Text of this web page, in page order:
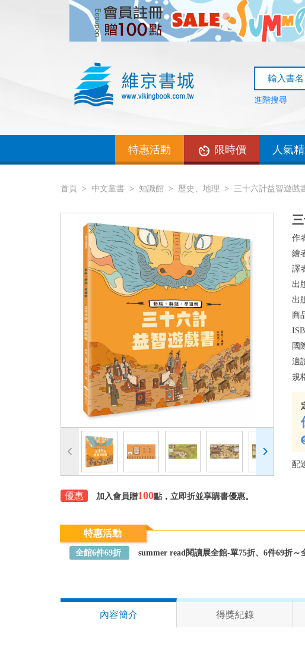
進階搜尋
特惠活動 限時價 人氣
首頁 中文童書 知識館 歷史、地理 三十六計益智遊戲
優惠 加入會員贈100點，立即折並享購書優惠。
作
繪
譯
出
出
商
國
適
規
配
特惠活動
全館6件69折 summer read閱讀展全館-單75折、6件69折～
內容簡介 得獎紀錄